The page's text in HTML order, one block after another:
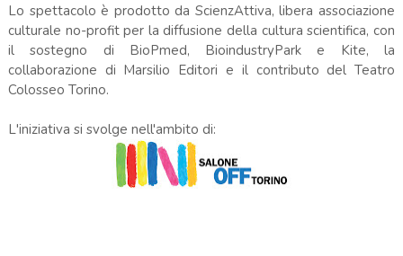
Lo spettacolo è prodotto da ScienzAttiva, libera associazione
culturale no-profit per la diffusione della cultura scientifica, con
il sostegno di BioPmed, BioindustryPark e Kite, la
collaborazione di Marsilio Editori e il contributo del Teatro
Colosseo Torino.
L'iniziativa si svolge nell'ambito di: